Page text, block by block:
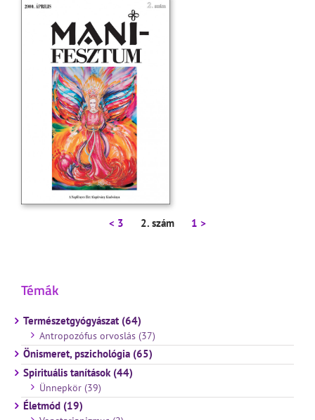
< 3 2. szám 1 >
Témák
Természetgyógyászat (64)
Antropozófus orvoslás (37)
Önismeret, pszichológia (65)
Spirituális tanítások (44)
Ünnepkör (39)
Életmód (19)